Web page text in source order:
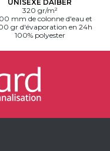
UNISEXE DAIBER
320 gr/m²
mm de colonne d'eau et
gr d'évaporation en 24h
100% polyester